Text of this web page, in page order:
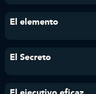
El elemento
El Secreto